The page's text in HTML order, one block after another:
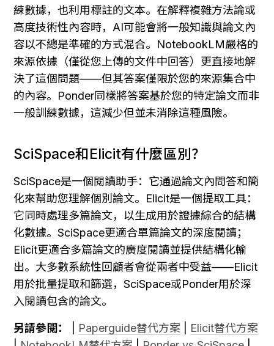
練數據，也利用標註的文本。在解釋複雜方法論或
高度技術性內容時，AI可能會將一般知識與論文內
容以不總是準確的方式混合。NotebookLM嚴格的
來源依據（僅從您上傳的文件中回答）更直接地解
決了這個問題——但其答案僅限於您的來源集合中
的內容。Ponder同樣將答案基於您的特定論文而非
一般訓練數據，這減少但並未消除這種風險。
SciSpace和Elicit有什麼區別？
SciSpace是一個閱讀助手：它通過論文內問答和簡
化來幫助您理解個別論文。Elicit是一個提取工具：
它同時處理多篇論文，以生成用於證據綜合的結構
化數據。SciSpace更適合單篇論文的深度閱讀；
Elicit更適合多篇論文的廣度閱讀並提供結構化輸
出。大多數系統性回顧者會從兩者中受益——Elicit
用於批量提取和篩選，SciSpace或Ponder用於深
入閱讀包含的論文。
另請參閱： Paperguide替代方案
Elicit替代方案